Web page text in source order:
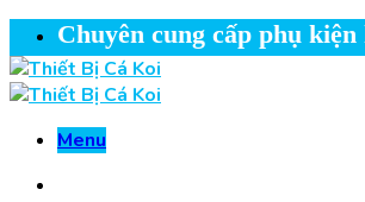
Skip
to
content
Chuyên cung cấp phụ
Menu